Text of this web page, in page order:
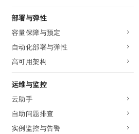
部署与弹性
容量保障与预定
自动化部署与弹性
高可用架构
运维与监控
云助手
自助问题排查
实例监控与告警